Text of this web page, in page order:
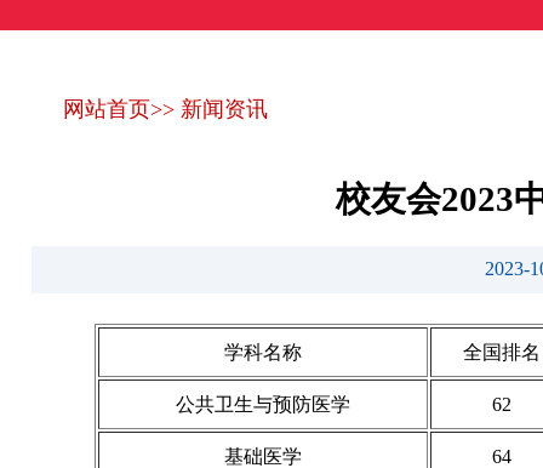
网站首页>> 新闻资讯
校友会2023
2023-
学科名称 全国排名
公共卫生与预防医学 62
基础医学 64